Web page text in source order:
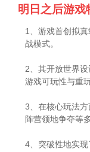
明日之后游戏
1、游戏首创拟
战模式。
2、其开放世界
游戏可玩性与重
3、在核心玩法
阵营领地争夺等
4、突破性地实